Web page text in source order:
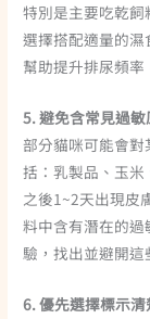
特別是主要吃乾
選擇搭配適量的
幫助提升排尿頻率
5. 避免含常見過
部分貓咪可能會
括：乳製品、玉
之後1~2天出現皮
料中含有潛在的
驗，找出並避開這
6. 優先選擇標示